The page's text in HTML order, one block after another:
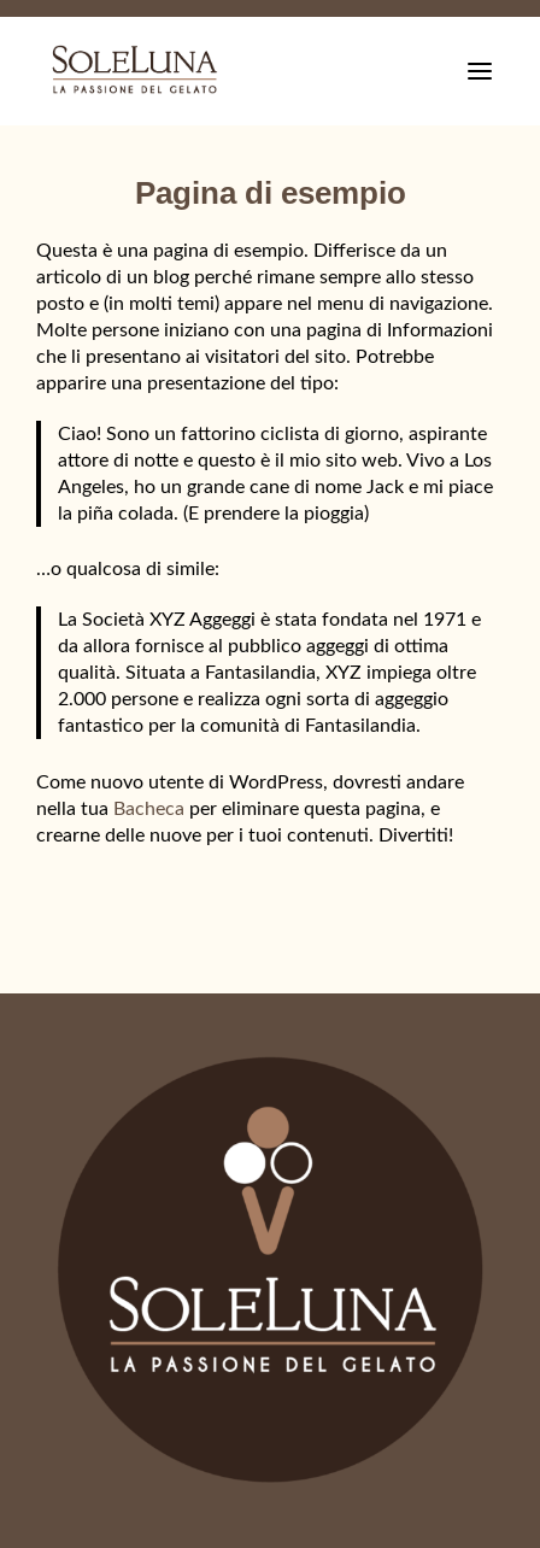
T
g
a
i
Pagina di esempio
Questa è una pagina di esempio. Differisce da un
articolo di un blog perché rimane sempre allo stesso
posto e (in molti temi) appare nel menu di navigazione.
Molte persone iniziano con una pagina di Informazioni
che li presentano ai visitatori del sito. Potrebbe
apparire una presentazione del tipo:
Ciao! Sono un fattorino ciclista di giorno, aspirante
attore di notte e questo è il mio sito web. Vivo a Los
Angeles, ho un grande cane di nome Jack e mi piace
la piña colada. (E prendere la pioggia)
…o qualcosa di simile:
La Società XYZ Aggeggi è stata fondata nel 1971 e
da allora fornisce al pubblico aggeggi di ottima
qualità. Situata a Fantasilandia, XYZ impiega oltre
2.000 persone e realizza ogni sorta di aggeggio
fantastico per la comunità di Fantasilandia.
Come nuovo utente di WordPress, dovresti andare
nella tua Bacheca per eliminare questa pagina, e
crearne delle nuove per i tuoi contenuti. Divertiti!